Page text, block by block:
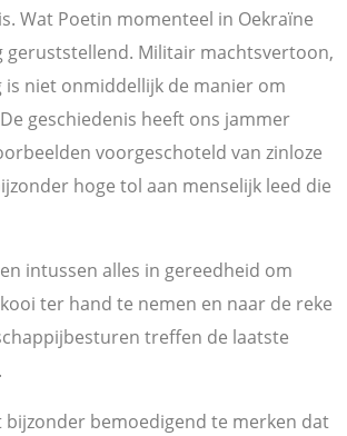
Wat Poetin momenteel in Oekraïne
geruststellend. Militair machtsvertoon,
is niet onmiddellijk de manier om
geschiedenis heeft ons jammer
voorgeschoteld van zinloze
hoge tol aan menselijk leed die
intussen alles in gereedheid om
ter hand te nemen en naar de reke
treffen de laatste
bijzonder bemoedigend te merken dat